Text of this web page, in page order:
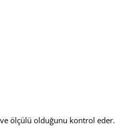
ve ölçülü olduğunu kontrol eder.